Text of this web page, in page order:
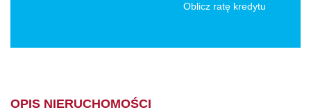
Oblicz ratę kredytu
OPIS NIERUCHOMOŚCI